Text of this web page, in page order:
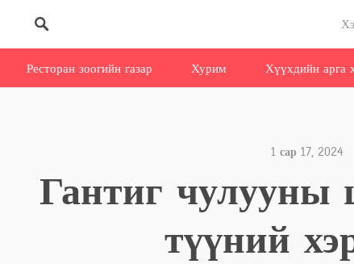
Ресторан зоогийн газар Хурим Хүүхдийн арга
1 сар 17, 2024
Гантиг
түүний